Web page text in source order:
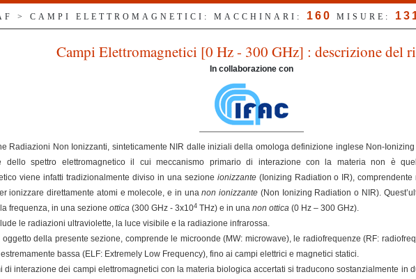
> CAMPI ELETTROMAGNETICI: MACCHINARI: 160 MISURE:
Campi Elettromagnetici [0 Hz - 300 GHz] : descrizione del
In collaborazione con
Radiazioni Non Ionizzanti, sinteticamente NIR dalle iniziali della omologa definizione inglese Non-
dello spettro elettromagnetico il cui meccanismo primario di interazione con la materia non è
viene infatti tradizionalmente diviso in una sezione ionizzante(Ionizing Radiation o IR),
ionizzare direttamente atomi e molecole, e in unanon ionizzante (Non Ionizing Radiation o NIR).
frequenza, in una sezione ottica (300 GHz - 3x104 THz) e in una non ottica (0 Hz – 300 GHz).
le radiazioni ultraviolette, la luce visibile e la radiazione infrarossa.
oggetto della presente sezione, comprende le microonde (MW: microwave), le radiofrequenze (RF:
bassa (ELF: Extremely Low Frequency), fino ai campi elettrici e magnetici statici.
di interazione dei campi elettromagnetici con la materia biologica accertati si traducono sostanzialmente in